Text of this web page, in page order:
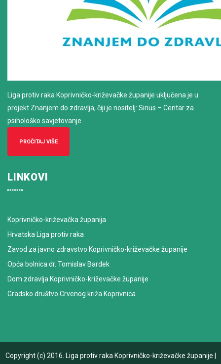
Liga protiv raka Koprivničko-križevačke županije uključena je u
projekt Znanjem do zdravlja, čiji je nositelj: Sirius – Centar za
psihološko savjetovanje
PROČITAJ VIŠE
LINKOVI
Koprivničko-križevačka županija
Hrvatska Liga protiv raka
Zavod za javno zdravstvo Koprivničko-križevačke županije
Opća bolnica dr. Tomislav Bardek
Dom zdravlja Koprivničko-križevačke županije
Gradsko društvo Crvenog križa Koprivnica
Copyright (c) 2016. Liga protiv raka Koprivničko-križevačke županije